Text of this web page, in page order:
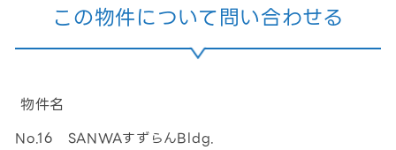
この物件について問い合わせる
物件名
No.16 SANWAすずらんBldg.